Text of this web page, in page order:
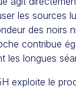
les sources
des noirs
contribue
les longues
exploite le